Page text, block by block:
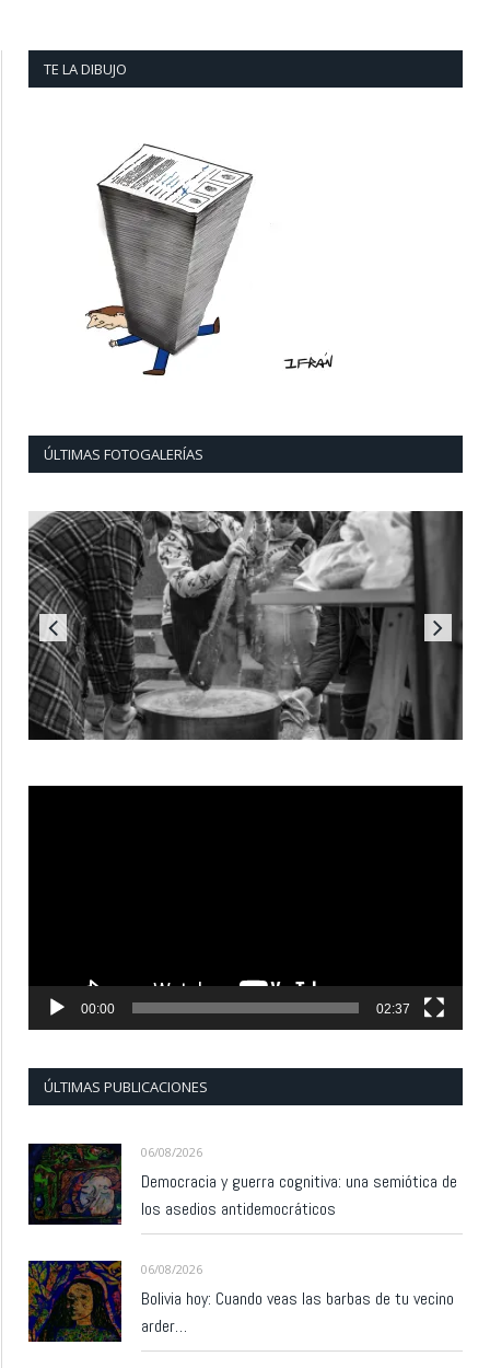
TE LA DIBUJO
ÚLTIMAS FOTOGALERÍAS
00:00 02:37
ÚLTIMAS PUBLICACIONES
06/08/2026
Democracia y guerra cognitiva: una semiótica de
los asedios antidemocráticos
06/08/2026
Bolivia hoy: Cuando veas las barbas de tu vecino
arder…